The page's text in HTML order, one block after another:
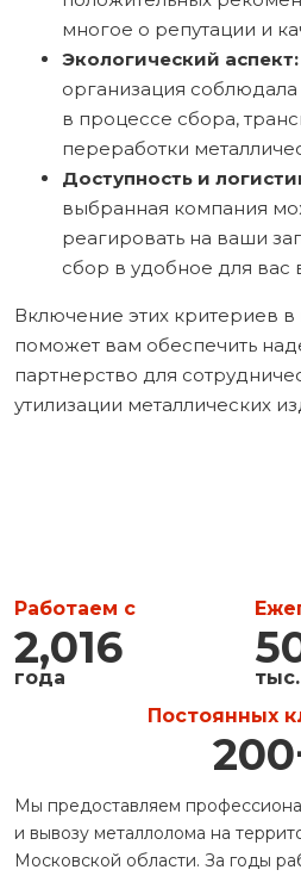
многое о репутации и
Экологический аспект:
организация
в процессе сбора,
переработки
Доступность и
выбранная компания
реагировать на ваши
сбор в удобное для вас
Включение этих критериев
поможет вам обеспечить
партнерство для
утилизации металлических
Работаем с
2,016
года
Постоянных
200
Мы предоставляем
и вывозу металлолома на
Московской области. За годы